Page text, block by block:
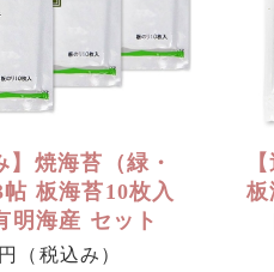
】焼海苔（緑・
板海苔10枚入
明海産 セット
（税込み）
板